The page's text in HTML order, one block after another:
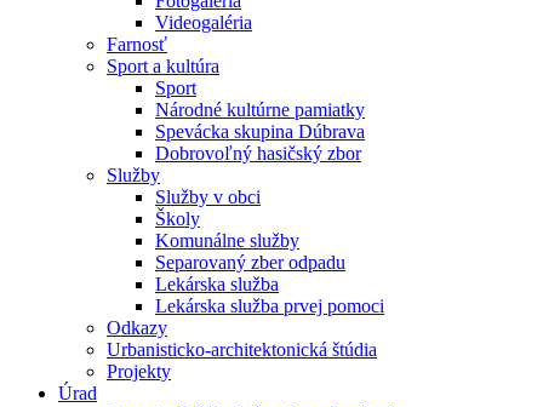
Videogaléria
Farnosť
Sport a kultúra
Sport
Národné kultúrne pamiatky
Spevácka skupina Dúbrava
Dobrovoľný hasičský zbor
Služby
Služby v obci
Školy
Komunálne služby
Separovaný zber odpadu
Lekárska služba
Lekárska služba prvej pomoci
Odkazy
Urbanisticko-architektonická štúdia
Projekty
Úrad